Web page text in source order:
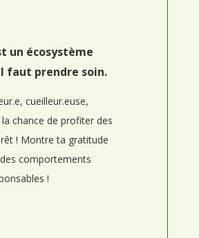
un écosystème
faut prendre soin.
cueilleur.euse,
chance de profiter des
! Montre ta gratitude
comportements
!